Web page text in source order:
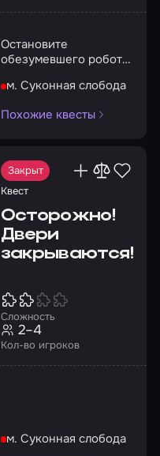
Остановите
обезумевшего робота
лаборатории живыми
м. Суконная слобода
Похожие квесты
Закрыт
Квест
Осторожно!
Двери
закрываются!
Сложность
Кол-во игроков
2–4
м. Суконная слобода